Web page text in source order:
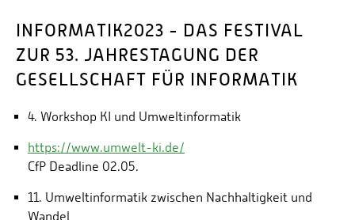
INFORMATIK2023 - DAS FESTIVAL
ZUR 53. JAHRESTAGUNG DER
GESELLSCHAFT FÜR INFORMATIK
4. Workshop KI und Umweltinformatik
https://www.umwelt-ki.de/
CfP Deadline 02.05.
11. Umweltinformatik zwischen Nachhaltigkeit und
Wandel